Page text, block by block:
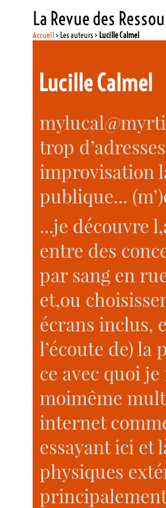
La Revue des
Accueil> Les auteurs > Lucille Calmel
Lucille Calmel
trop
improvisation
publique...
...je découvre
entre des
par sang en
et,ou
écrans inclus,
l’écoute de) la
ce avec quoi
moimême
internet
essayant ici et
physiques